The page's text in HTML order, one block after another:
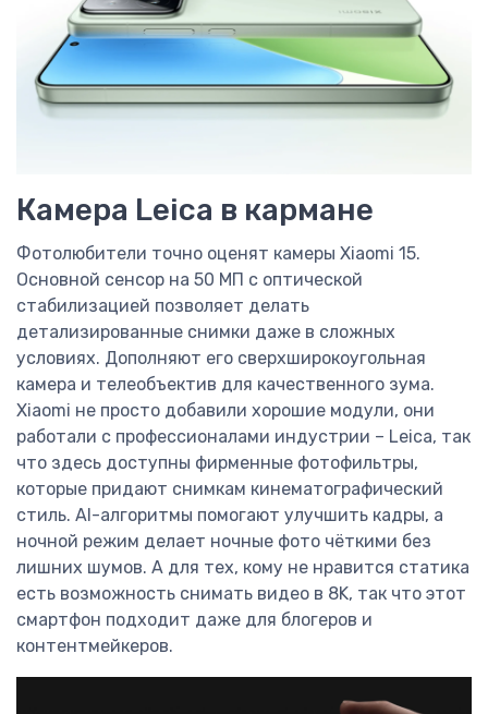
Камера Leica в кармане
Фотолюбители точно оценят камеры Xiaomi 15.
Основной сенсор на 50 МП с оптической
стабилизацией позволяет делать
детализированные снимки даже в сложных
условиях. Дополняют его сверхширокоугольная
камера и телеобъектив для качественного зума.
Xiaomi не просто добавили хорошие модули, они
работали с профессионалами индустрии – Leica, так
что здесь доступны фирменные фотофильтры,
которые придают снимкам кинематографический
стиль. AI-алгоритмы помогают улучшить кадры, а
ночной режим делает ночные фото чёткими без
лишних шумов. А для тех, кому не нравится статика
есть возможность снимать видео в 8K, так что этот
смартфон подходит даже для блогеров и
контентмейкеров.